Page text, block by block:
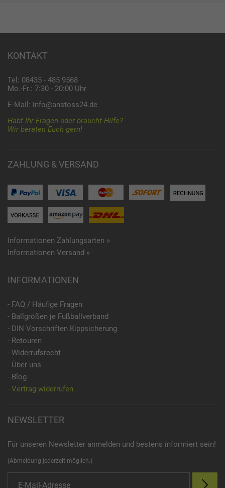
KONTAKT
Tel: 08435 - 485 9568
Mo.-Fr.: 7:30 - 20:00 Uhr
E-Mail: info@anstoss24.de
Habt Ihr Fragen oder braucht Hilfe?
Wir beraten Euch gern!
ZAHLUNG & VERSAND
Informationen Zahlungsarten »
Informationen Versand »
INFORMATIONEN
- FAQ / Häufige Fragen
- Ballgrößen je Fußballverband
- DIN Vorschriften Kippsicherung
- Retouren
- Widerrufsrecht
- Über uns
- Blog
- Vertrag widerrufen
NEWSLETTER
Für unseren Newsletter anmelden und bestens informiert sein!
(Abmeldung jederzeit möglich.)